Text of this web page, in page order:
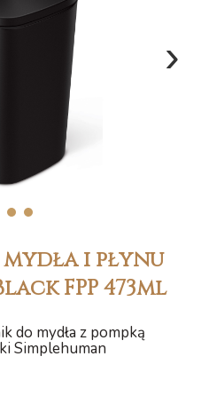
›
3 4
i płynu
FPP 473ml
do mydła z pompką
Simplehuman